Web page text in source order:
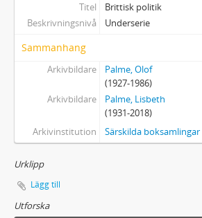
Titel
Brittisk politik
Beskrivningsnivå
Underserie
Sammanhang
Arkivbildare
Palme, Olof
(1927-1986)
Arkivbildare
Palme, Lisbeth
(1931-2018)
Arkivinstitution
Särskilda
Urklipp
Lägg till
Utforska